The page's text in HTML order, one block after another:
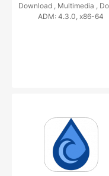
Download , Multimedia ,
ADM: 4.3.0, x86-64